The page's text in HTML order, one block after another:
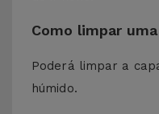
Como limpar
Poderá limpar a
húmido.